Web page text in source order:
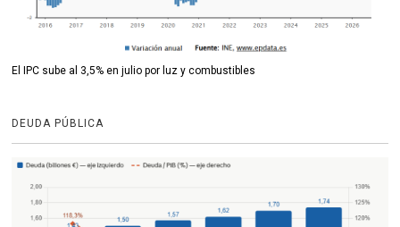
El IPC sube al 3,5% en julio por luz y combustibles
DEUDA PÚBLICA